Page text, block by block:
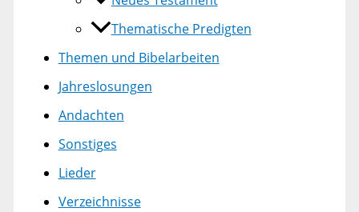
Thematische Predigten
Themen und Bibelarbeiten
Jahreslosungen
Andachten
Sonstiges
Lieder
Verzeichnisse